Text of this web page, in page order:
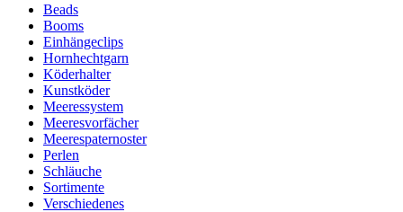
Beads
Booms
Einhängeclips
Hornhechtgarn
Köderhalter
Kunstköder
Meeressystem
Meeresvorfächer
Meerespaternoster
Perlen
Schläuche
Sortimente
Verschiedenes